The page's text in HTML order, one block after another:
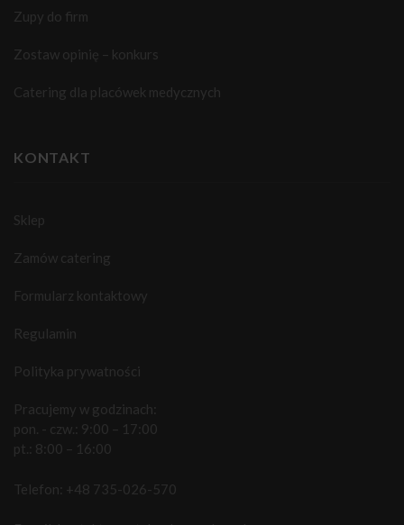
Zupy do firm
Zostaw opinię – konkurs
Catering dla placówek medycznych
KONTAKT
Sklep
Zamów catering
Formularz kontaktowy
Regulamin
Polityka prywatności
Pracujemy w godzinach:
pon. - czw.: 9:00 – 17:00
pt.: 8:00 – 16:00
Telefon: +48 735-026-570